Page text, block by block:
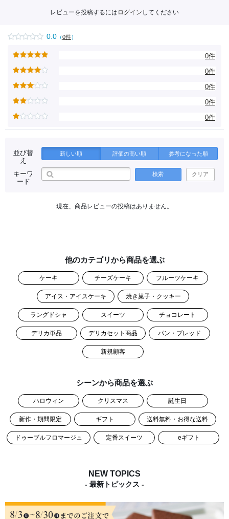
レビューを投稿するには ログイン してください
0.0 （0件）
0件
0件
0件
0件
0件
並び替
え
新しい順 評価の高い順 参考になった順
キーワ
ード
検索 クリア
現在、商品レビューの投稿はありません。
他のカテゴリから商品を選ぶ
ケーキ チーズケーキ フルーツケーキ
アイス・アイスケーキ 焼き菓子・クッキー
ラングドシャ スイーツ チョコレート
デリカ単品 デリカセット商品 パン・ブレッド
新規顧客
シーンから商品を選ぶ
ハロウィン クリスマス 誕生日
新作・期間限定 ギフト 送料無料・お得な送料
ドゥーブルフロマージュ 定番スイーツ eギフト
NEW TOPICS
- 最新トピックス -